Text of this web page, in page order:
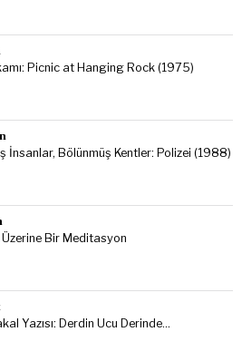
Picnic at Hanging Rock (1975)
İnsanlar, Bölünmüş Kentler: Polizei (1988)
Üzerine Bir Meditasyon
Yazısı: Derdin Ucu Derinde…